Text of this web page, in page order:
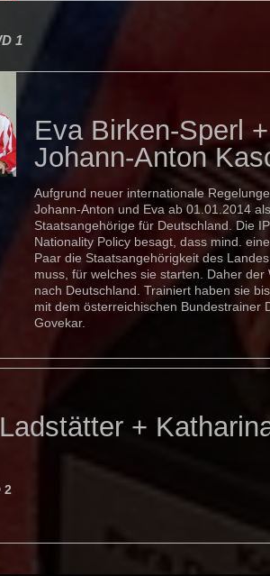
1
Eva Birken-Sperl +
Johann-Anton
Aufgrund neuer internationale
Johann-Anton und Eva ab 01.01.2014
Staatsangehörige für Deutschland. Die
Nationality Policy besagt, dass mind.
Paar die Staatsangehörigkeit des
muss, für welches sie starten. Daher der
nach Deutschland. Trainiert haben sie
mit dem österreichischen Bundestrainer
Govekar.
+
2